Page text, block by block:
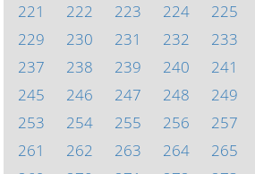
221
222 223 224 225
229
230 231 232 233
237
238 239 240 241
245
246 247 248 249
253
254 255 256 257
261
262 263 264 265